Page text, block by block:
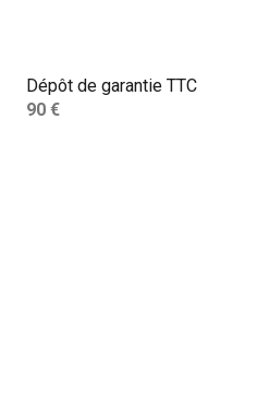
Dépôt de garantie TTC
90 €